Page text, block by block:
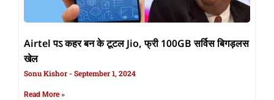
Airtel पऽ कहर बन के टूटल Jio, फ्री 100GB सर्विस बिगड़लस
खेल
Sonu Kishor September 1, 2024
Read More »